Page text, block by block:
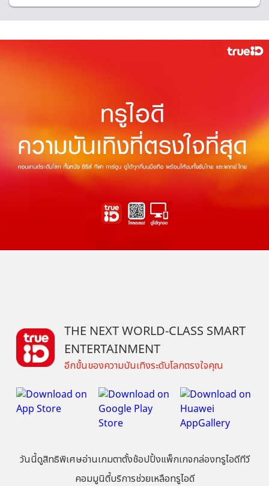
THE NEXT WORLD-CLASS SMART
ENTERTAINMENT
อีกขั้นของความบันเทิงระดับโลกตรงใจคุณ
วันนี้ดูสิทธิพิเศษอ่านเกมตาตั้งช้อปปิ้งแพ็กเกจกล่องทรูไอดีทีวี
คอมมูนิตี้บริการช่วยเหลือทรูไอดี